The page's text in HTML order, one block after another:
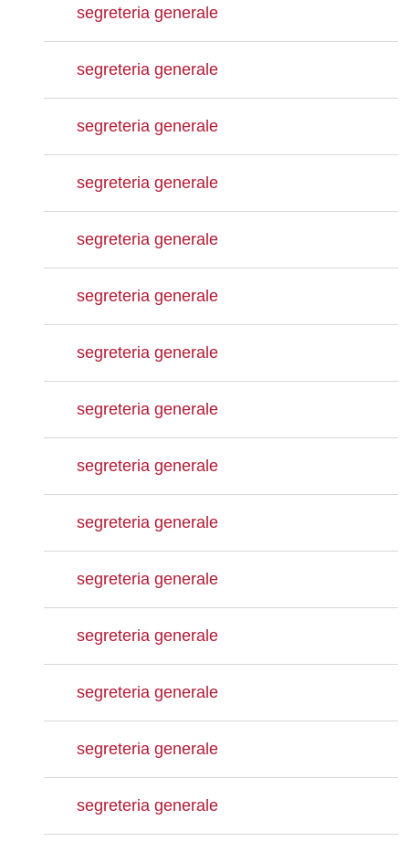
segreteria generale
segreteria generale
segreteria generale
segreteria generale
segreteria generale
segreteria generale
segreteria generale
segreteria generale
segreteria generale
segreteria generale
segreteria generale
segreteria generale
segreteria generale
segreteria generale
segreteria generale